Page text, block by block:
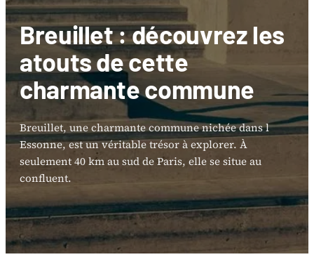
Breuillet : découvrez les
atouts de cette
charmante commune
Breuillet, une charmante commune nichée dans l
Essonne, est un véritable trésor à explorer. À
seulement 40 km au sud de Paris, elle se situe au
confluent.